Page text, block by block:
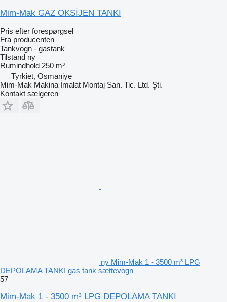
Mim-Mak GAZ OKSİJEN TANKI
Pris efter forespørgsel
Fra producenten
Tankvogn - gastank
Tilstand ny
Rumindhold 250 m³
Tyrkiet, Osmaniye
Mim-Mak Makina İmalat Montaj San. Tic. Ltd. Şti.
Kontakt sælgeren
ny Mim-Mak 1 - 3500 m³ LPG
DEPOLAMA TANKI gas tank sættevogn
57
Mim-Mak 1 - 3500 m³ LPG DEPOLAMA TANKI